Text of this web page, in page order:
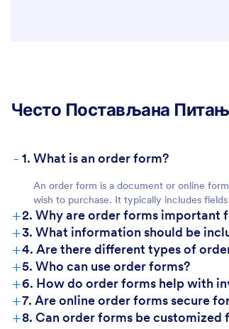
Често Постављана
- 1. What is an order form?
An order form is a document or online
wish to purchase. It typically includes
+2. Why are order forms important
+3. What information should be
+4. Are there different types of
+5. Who can use order forms?
+6. How do order forms help with
+7. Are online order forms secure
+8. Can order forms be customized